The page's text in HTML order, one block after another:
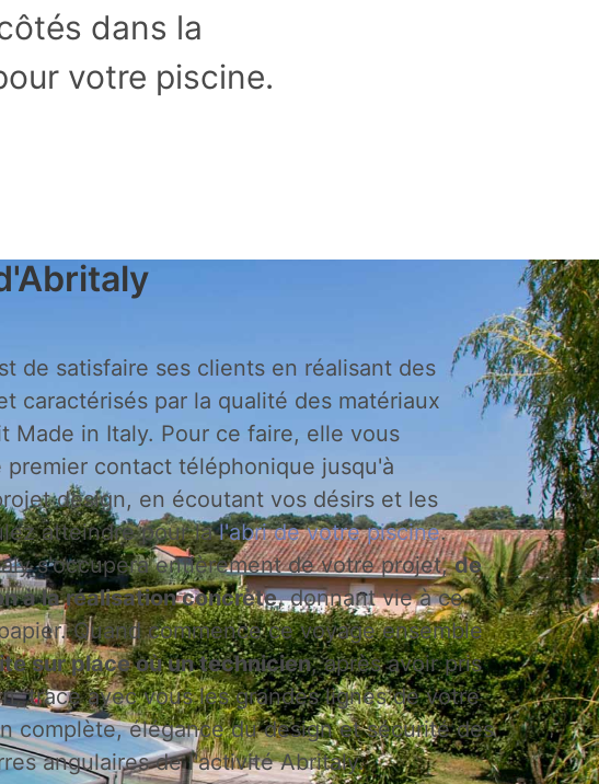
dans la
votre piscine.
de satisfaire ses clients en réalisant des
caractérisés par la qualité des matériaux
Made in Italy. Pour ce faire, elle vous
premier contact téléphonique jusqu'à
design, en écoutant vos désirs et les
atteindre pour lal'abri de votre piscine.
s'occupera entièrement de votre projet,de
à la réalisation concrète, donnant vie à ce
Quand commence ce voyage ensemble
sur place où un technicien, après avoir pris
trace avec vous les grandes lignes de votre
complète, élégance du design et sécurité des
angulaires de l'activité Abritaly.